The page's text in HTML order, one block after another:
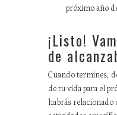
próximo año
¡Listo!
de
Cuando termines,
de tu vida para el
habrás relacionado